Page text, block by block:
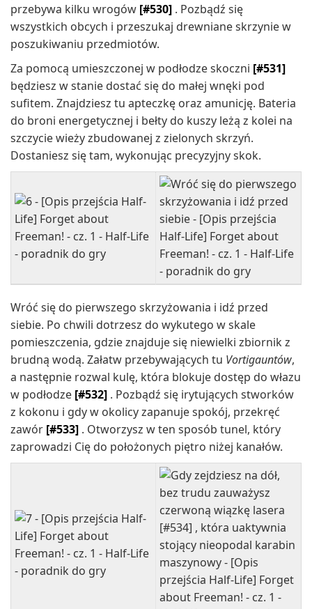
przebywa kilku wrogów [#530] . Pozbądź się
wszystkich obcych i przeszukaj drewniane skrzynie w
poszukiwaniu przedmiotów.
Za pomocą umieszczonej w podłodze skoczni [#531]
będziesz w stanie dostać się do małej wnęki pod
sufitem. Znajdziesz tu apteczkę oraz amunicję. Bateria
do broni energetycznej i bełty do kuszy leżą z kolei na
szczycie wieży zbudowanej z zielonych skrzyń.
Dostaniesz się tam, wykonując precyzyjny skok.
Wróć się do pierwszego skrzyżowania i idź przed
siebie. Po chwili dotrzesz do wykutego w skale
pomieszczenia, gdzie znajduje się niewielki zbiornik z
brudną wodą. Załatw przebywających tu Vortigauntów,
a następnie rozwal kulę, która blokuje dostęp do włazu
w podłodze [#532] . Pozbądź się irytujących stworków
z kokonu i gdy w okolicy zapanuje spokój, przekręć
zawór [#533] . Otworzysz w ten sposób tunel, który
zaprowadzi Cię do położonych piętro niżej kanałów.